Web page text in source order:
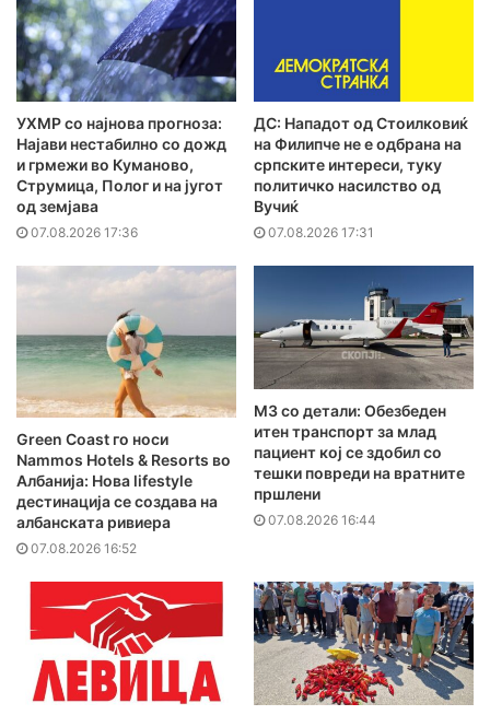
УХМР со најнова прогноза:
Најави нестабилно со дожд
и грмежи во Куманово,
Струмица, Полог и на југот
од земјава
07.08.2026 17:36
ДС: Нападот од Стоилковиќ
на Филипче не е одбрана на
српските интереси, туку
политичко насилство од
Вучиќ
07.08.2026 17:31
Green Coast го носи
Nammos Hotels & Resorts во
Албанија: Нова lifestyle
дестинација се создава на
албанската ривиера
07.08.2026 16:52
MЗ со детали: Обезбеден
итен транспорт за млад
пациент кој се здобил со
тешки повреди на вратните
пршлени
07.08.2026 16:44